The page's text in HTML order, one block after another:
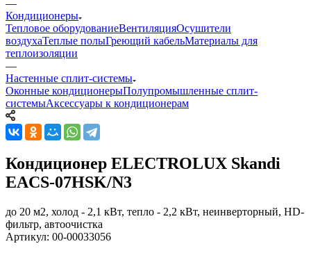
—
Кондиционеры
Тепловое оборудованиеВентиляцияОсушители
воздухаТеплые полыГреющий кабельМатериалы для
теплоизоляции
—
Настенные сплит-системы
Оконные кондиционерыПолупромышленные сплит-
системыАксессуары к кондиционерам
Кондиционер ELECTROLUX Skandi
EACS-07HSK/N3
до 20 м2, холод - 2,1 кВт, тепло - 2,2 кВт, неинверторный, HD-
фильтр, автоочистка
Артикул: 00-00033056